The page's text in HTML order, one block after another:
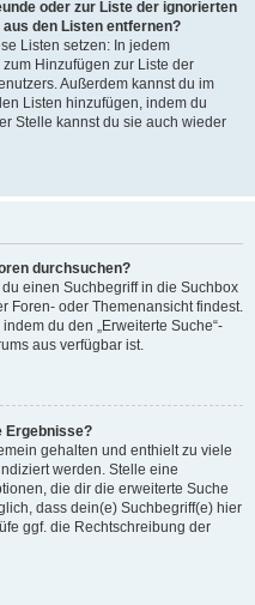
oder zur Liste der ignorierten
den Listen entfernen?
Listen setzen: In jedem
Hinzufügen zur Liste der
Außerdem kannst du im
Listen hinzufügen, indem du
Stelle kannst du sie auch wieder
durchsuchen?
einen Suchbegriff in die Suchbox
Foren- oder Themenansicht findest.
du den „Erweiterte Suche“-
aus verfügbar ist.
Ergebnisse?
gehalten und enthielt zu viele
werden. Stelle eine
die dir die erweiterte Suche
dass dein(e) Suchbegriff(e) hier
ggf. die Rechtschreibung der